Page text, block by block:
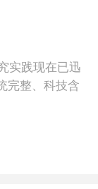
实践现在已迅
完整、科技含